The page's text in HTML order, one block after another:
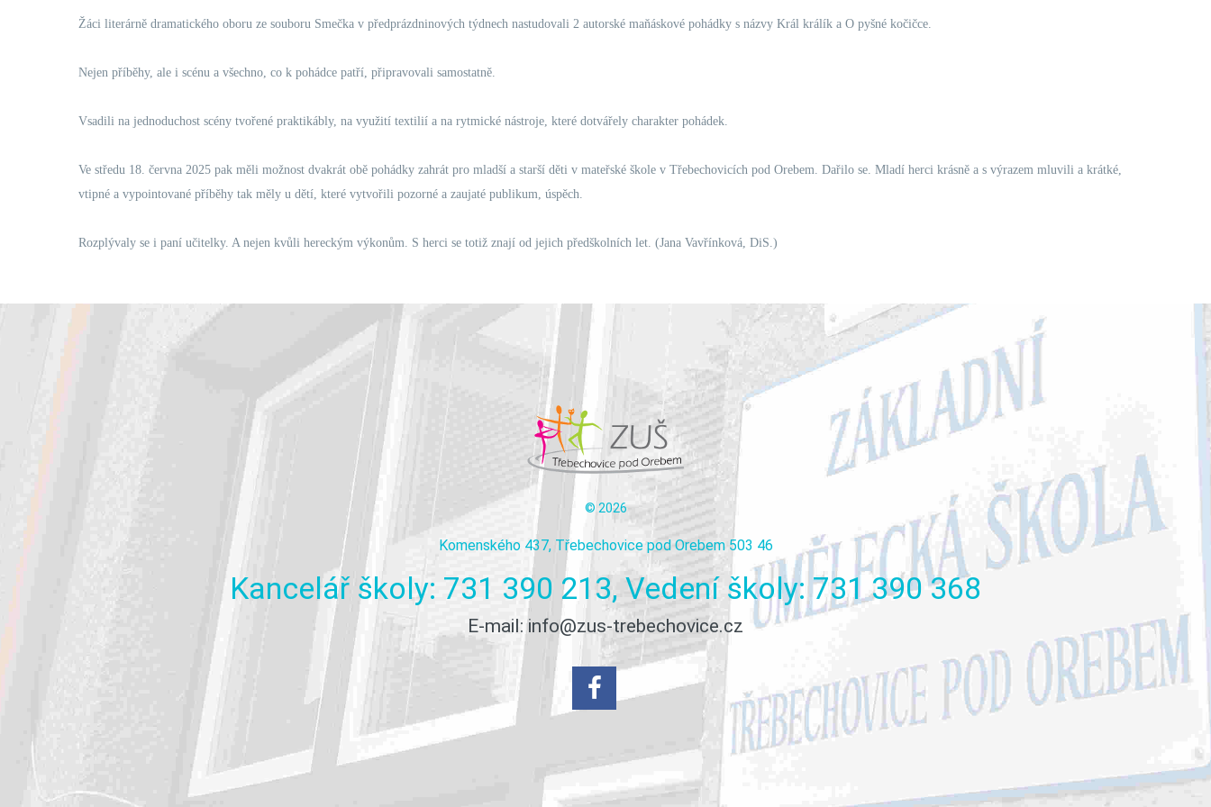
Žáci literárně dramatického oboru ze souboru Smečka v předprázdninových týdnech nastudovali 2 autorské maňáskové pohádky s názvy Král králík a O pyšné kočičce.
Nejen příběhy, ale i scénu a všechno, co k pohádce patří, připravovali samostatně.
Vsadili na jednoduchost scény tvořené praktikábly, na využití textilií a na rytmické nástroje, které dotvářely charakter pohádek.
Ve středu 18. června 2025 pak měli možnost dvakrát obě pohádky zahrát pro mladší a starší děti v mateřské škole v Třebechovicích pod Orebem. Dařilo se. Mladí herci krásně a s výrazem mluvili a krátké,
vtipné a vypointované příběhy tak měly u dětí, které vytvořili pozorné a zaujaté publikum, úspěch.
Rozplývaly se i paní učitelky. A nejen kvůli hereckým výkonům. S herci se totiž znají od jejich předškolních let. (Jana Vavřínková, DiS.)
© 2026
Komenského 437, Třebechovice pod Orebem 503 46
Kancelář školy: 731 390 213, Vedení školy: 731 390 368
E-mail: info@zus-trebechovice.cz